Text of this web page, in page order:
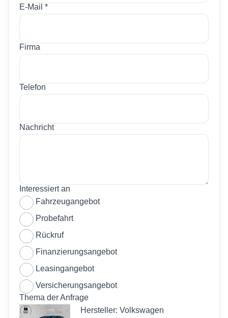
E-Mail *
Firma
Telefon
Nachricht
Interessiert an
Fahrzeugangebot
Probefahrt
Rückruf
Finanzierungsangebot
Leasingangebot
Versicherungsangebot
Thema der Anfrage
Hersteller: Volkswagen